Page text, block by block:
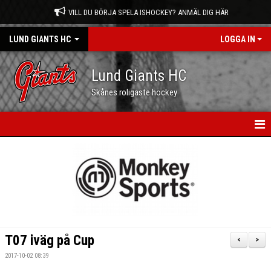
VILL DU BÖRJA SPELA ISHOCKEY? ANMÄL DIG HÄR
LUND GIANTS HC LOGGA IN
Lund Giants HC
Skånes roligaste hockey
OM OSS
>
<
T07 iväg på Cup
2017-10-02 08:39